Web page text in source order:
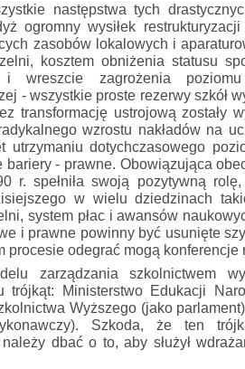
następstwa tych
ogromny wysiłek
zasobów lokalowych i
kosztem obniżenia statusu
i wreszcie zagrożenia poziomu
- wszystkie proste rezerwy szkół
transformację ustrojową zostały
wzrostu nakładów na
utrzymaniu dotychczasowego
bariery - prawne. Obowiązująca
r. spełniła swoją pozytywną
w wielu dziedzinach
system płac i awansów
i prawne powinny być usunięte
procesie odegrać mogą konferencje
zarządzania szkolnictwem
trójkąt: Ministerstwo Edukacji
Wyższego (jako
Szkoda, że ten
dbać o to, aby służył